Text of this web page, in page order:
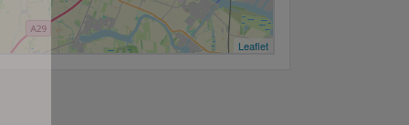
Leaflet